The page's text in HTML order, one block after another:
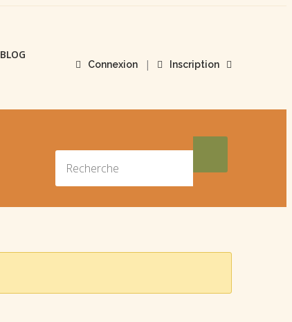
Connexion | Inscription
BLOG